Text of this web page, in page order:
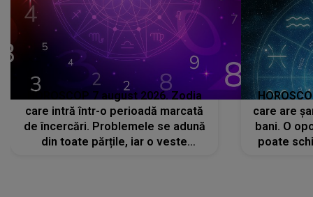
HOROSCOP 7 august 2026. Zodia
care intră într-o perioadă marcată
de încercări. Problemele se adună
din toate părțile, iar o veste
care are
bani. O
poate